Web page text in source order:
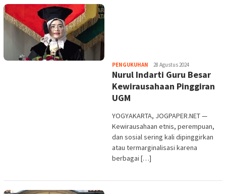
PENGUKUHAN Heri
Purwata
28 Agustus 2024
Nurul Indarti Guru Besar
Kewirausahaan Pinggiran
UGM
YOGYAKARTA, JOGPAPER.NET —
Kewirausahaan etnis, perempuan,
dan sosial sering kali dipinggirkan
atau termarginalisasi karena
berbagai […]